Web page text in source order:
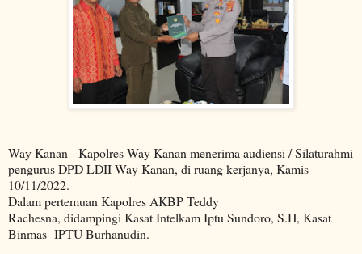
Way Kanan - Kapolres Way Kanan menerima audiensi / Silaturahmi
pengurus DPD LDII Way Kanan, di ruang kerjanya, Kamis
10/11/2022.
Dalam pertemuan Kapolres AKBP Teddy
Rachesna, didampingi Kasat Intelkam Iptu Sundoro, S.H, Kasat
Binmas IPTU Burhanudin.